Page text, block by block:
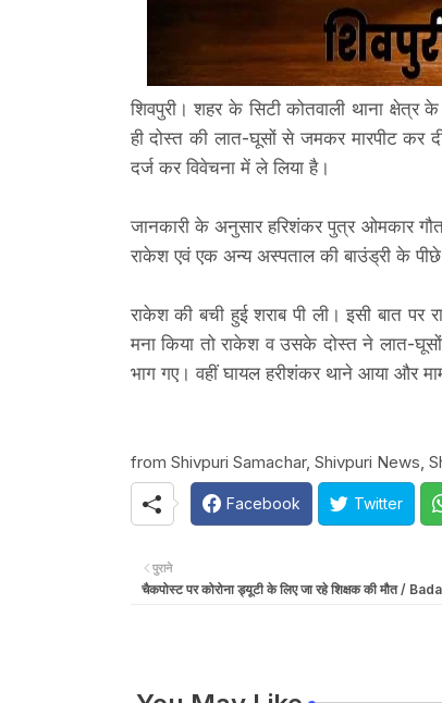
शिवपुरी। शहर के सिटी कोतवाली थाना
ही दोस्त की लात-घूसों से जमकर मारपीट कर
दर्ज कर विवेचना में ले लिया है।
जानकारी के अनुसार हरिशंकर पुत्र ओमकार
राकेश एवं एक अन्य अस्पताल की बाउंड्री के पीछे
राकेश की बची हुई शराब पी ली। इसी बात
मना किया तो राकेश व उसके दोस्त ने लात-
भाग गए। वहीं घायल हरीशंकर थाने आया और
from Shivpuri Samachar, Shivpuri News,
Facebook Twitter
पुराने
चैकपोस्ट पर कोरोना ड्यूटी के लिए जा रहे शिक्षक की मौत /